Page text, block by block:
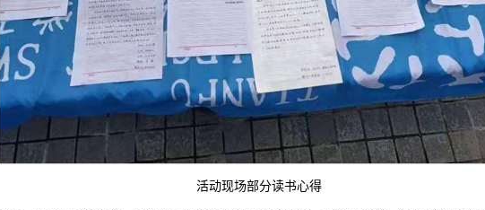
活动现场部分读书心得